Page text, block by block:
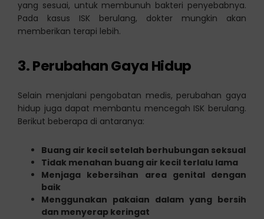
yang sesuai, untuk membunuh bakteri penyebabnya.
Pada kasus ISK berulang, dokter mungkin akan
memberikan terapi lebih.
3. Perubahan Gaya Hidup
Selain menjalani pengobatan medis, perubahan gaya
hidup juga dapat membantu mencegah ISK berulang.
Berikut beberapa di antaranya:
Buang air kecil setelah berhubungan seksual
Tidak menahan buang air kecil terlalu lama
Menjaga kebersihan area genital dengan
baik
Menggunakan pakaian dalam yang bersih
dan menyerap keringat